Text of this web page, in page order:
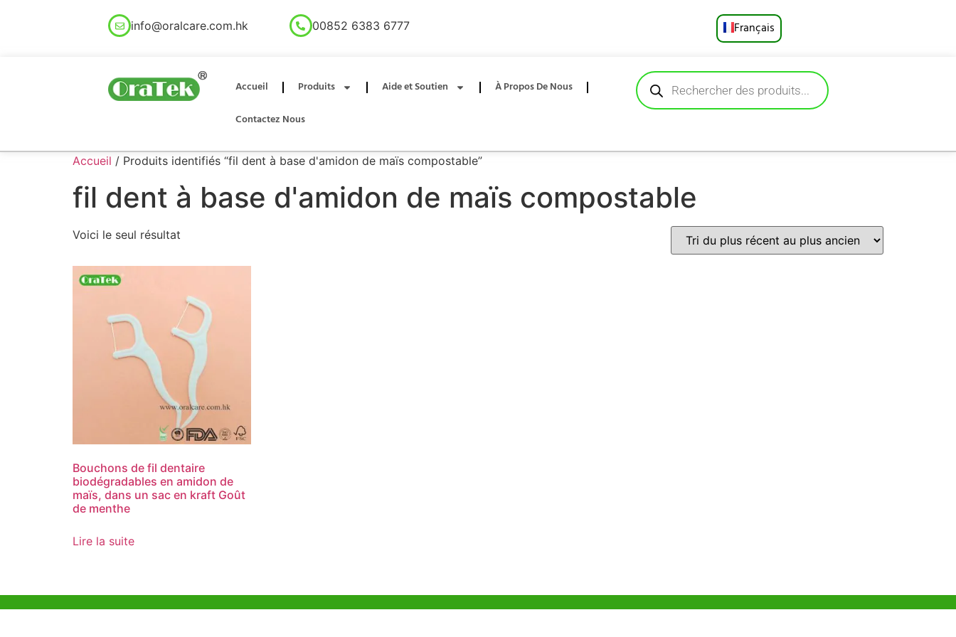
info@oralcare.com.hk 00852 6383 6777
Français
Русский
العربية
Accueil Produits Aide et Soutien
À Propos De Nous
Contactez Nous
Accueil / Produits identifiés “fil dent à base d'amidon de maïs compostable”
fil dent à base d'amidon de maïs compostable
Voici le seul résultat
Bouchons de fil dentaire
biodégradables en amidon de
maïs, dans un sac en kraft Goût
de menthe
Lire la suite